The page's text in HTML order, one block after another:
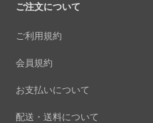
ご注文について
ご利用規約
会員規約
お支払いについて
配送・送料について